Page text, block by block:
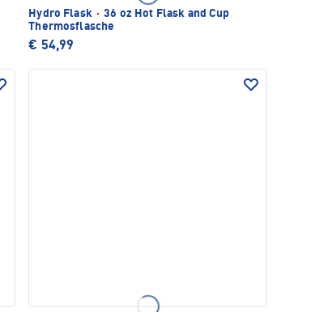
Hydro Flask · 36 oz Hot Flask and Cup
Thermosflasche
€ 54,99